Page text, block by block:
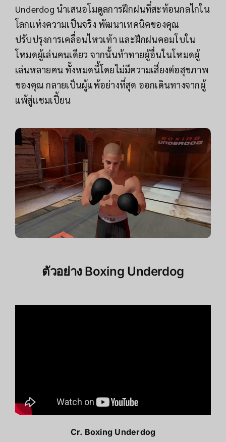
Underdog นำเสนอโมดูลการฝึกฝนที่สะท้อนกลไกใน
โลกแห่งความเป็นจริง พัฒนาเทคนิคของคุณ
ปรับปรุงการเคลื่อนไหวเท้า และฝึกฝนคอมโบใน
โหมดผู้เล่นคนเดียว จากนั้นท้าทายผู้อื่นในโหมดผู้
เล่นหลายคน ทั้งหมดนี้โดยไม่มีความเสี่ยงต่อสุขภาพ
ของคุณ กลายเป็นผู้แพ้อย่างที่สุด ออกเดินทางจากผู้
แพ้สู่แชมเปี้ยน
ตัวอย่าง Boxing Underdog
Cr. Boxing Underdog